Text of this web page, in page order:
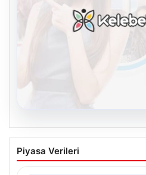
Kelebek sohbet
İletişimin Güvenli
Piyasa Verileri